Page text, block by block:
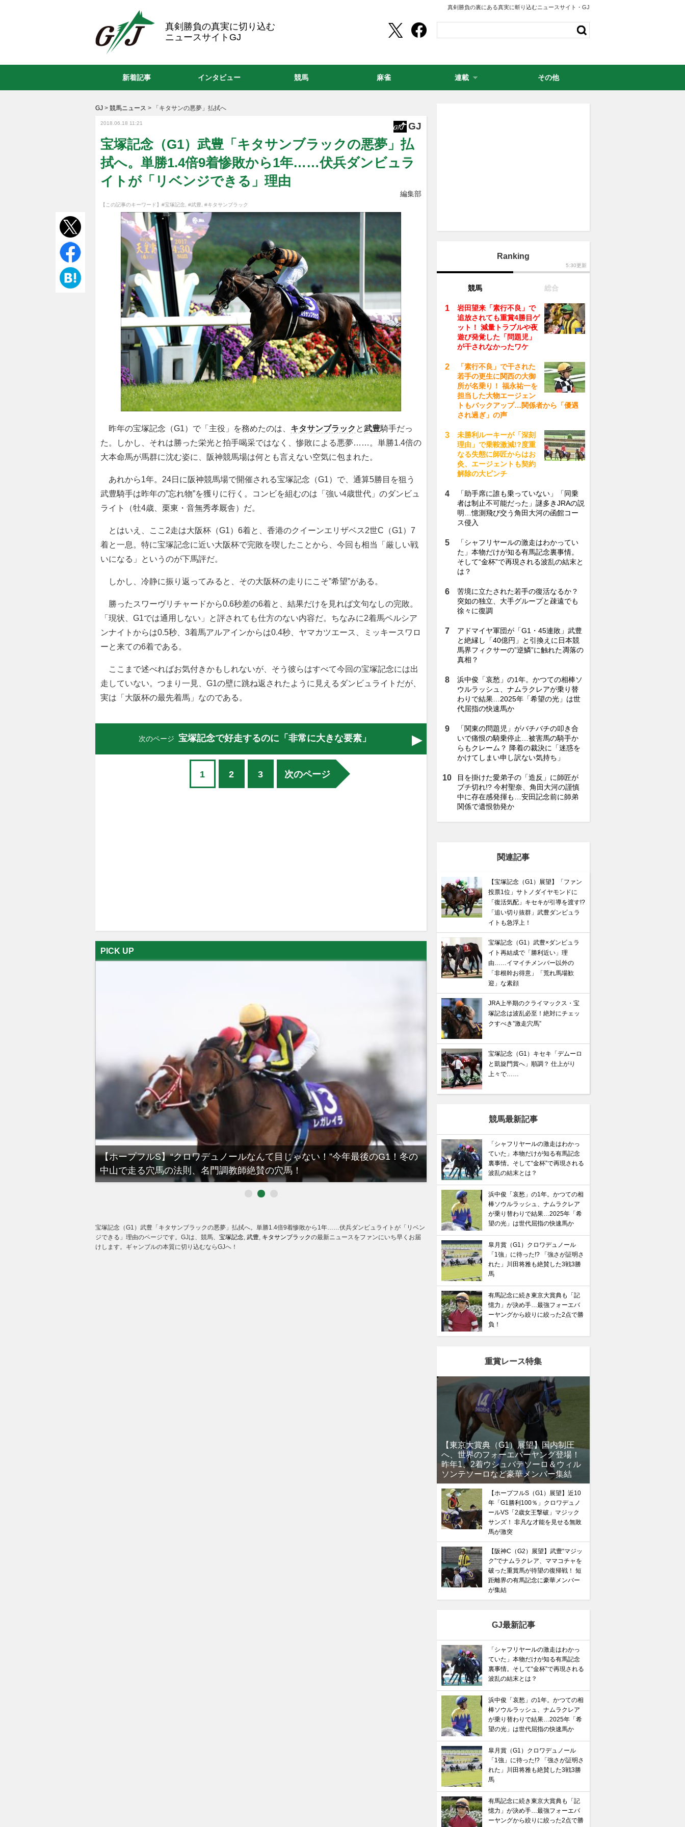
真剣勝負の裏にある真実に斬り込むニュースサイト・GJ
真剣勝負の真実に切り込む
ニュースサイトGJ
GJ > 競馬ニュース > 「キタサンの悪夢」払拭へ
2018.06.18 11:21 GJ
宝塚記念（G1）武豊「キタサンブラックの悪夢」払
拭へ。単勝1.4倍9着惨敗から1年……伏兵ダンビュラ
イトが「リベンジできる」理由
編集部
【この記事のキーワード】 #宝塚記念 #武豊 #キタサンブラック
昨年の宝塚記念（G1）で「主役」を務めたのは、 キタサンブラック と武豊騎手だっ
た。しかし、それは勝った栄光と拍手喝采ではなく、惨敗による悪夢……。単勝1.4倍の
大本命馬が馬群に沈む姿に、阪神競馬場は何とも言えない空気に包まれた。
あれから1年。24日に阪神競馬場で開催される宝塚記念（G1）で、通算5勝目を狙う
武豊騎手は昨年の”忘れ物”を獲りに行く。コンビを組むのは「強い4歳世代」のダンビュ
ライト（牡4歳、栗東・音無秀孝厩舎）だ。
とはいえ、ここ2走は大阪杯（G1）6着と、香港のクイーンエリザベス2世C（G1）7
着と一息。特に宝塚記念に近い大阪杯で完敗を喫したことから、今回も相当「厳しい戦
いになる」というのが下馬評だ。
しかし、冷静に振り返ってみると、その大阪杯の走りにこそ”希望”がある。
勝ったスワーヴリチャードから0.6秒差の6着と、結果だけを見れば文句なしの完敗。
「現状、G1では通用しない」と評されても仕方のない内容だ。ちなみに2着馬ペルシア
ンナイトからは0.5秒、3着馬アルアインからは0.4秒、ヤマカツエース、ミッキースワロ
ーと来ての6着である。
ここまで述べればお気付きかもしれないが、そう彼らはすべて今回の宝塚記念には出
走していない。つまり一見、G1の壁に跳ね返されたように見えるダンビュライトだが、
実は「大阪杯の最先着馬」なのである。
次のページ 宝塚記念で好走するのに「非常に大きな要素」
1 2 3 次のページ
PICK UP
【ホープフルS】“クロワデュノールなんて目じゃない！”今年最後のG1！冬の
中山で走る穴馬の法則、名門調教師絶賛の穴馬！
【有馬記念】武豊×ドウデュースを逆転できる候補3頭！と絶
るべき“隠れ穴馬！”
宝塚記念（G1）武豊「キタサンブラックの悪夢」払拭へ。単勝1.4倍9着惨敗から1年……伏兵ダンビュライトが「リベン
ジできる」理由のページです。GJは、競馬、 宝塚記念, 武豊, キタサンブラックの最新ニュースをファンにいち早くお届
けします。ギャンブルの本質に切り込むならGJへ！
Ranking
5:30更新
競馬 総合
岩田望来「素行不良」で
追放されても重賞4勝目ゲ
ット！ 減量トラブルや夜
遊び発覚した「問題児」
が干されなかったワケ
「素行不良」で干された
若手の更生に関西の大御
所が名乗り！ 福永祐一を
担当した大物エージェン
トもバックアップ…関係者から「優遇
され過ぎ」の声
未勝利ルーキーが「深刻
理由」で乗鞍激減!?度重
なる失態に師匠からはお
灸、エージェントも契約
解除の大ピンチ
「助手席に誰も乗っていない」「同乗
者は制止不可能だった」謎多きJRAの説
明…憶測飛び交う角田大河の函館コー
ス侵入
「シャフリヤールの激走はわかってい
た」本物だけが知る有馬記念裏事情。
そして“金杯”で再現される波乱の結末と
は？
苦境に立たされた若手の復活なるか？
突如の独立、大手グループと疎遠でも
徐々に復調
アドマイヤ軍団が「G1・45連敗」武豊
と絶縁し「40億円」と引換えに日本競
馬界フィクサーの”逆鱗”に触れた凋落の
真相？
浜中俊「哀愁」の1年。かつての相棒ソ
ウルラッシュ、ナムラクレアが乗り替
わりで結果…2025年「希望の光」は世
代屈指の快速馬か
「関東の問題児」がバチバチの叩き合
いで痛恨の騎乗停止…被害馬の騎手か
らもクレーム？ 降着の裁決に「迷惑を
かけてしまい申し訳ない気持ち」
目を掛けた愛弟子の「造反」に師匠が
ブチ切れ!? 今村聖奈、角田大河の謹慎
中に存在感発揮も…安田記念前に師弟
関係で遺恨勃発か
関連記事
【宝塚記念（G1）展望】「ファン
投票1位」サトノダイヤモンドに
「復活気配」キセキが引導を渡す!?
「追い切り抜群」武豊ダンビュラ
イトも急浮上！
宝塚記念（G1）武豊×ダンビュラ
イト再結成で「勝利近い」理
由……イマイチメンバー以外の
「非根幹お得意」「荒れ馬場歓
迎」な素顔
JRA上半期のクライマックス・宝
塚記念は波乱必至！絶対にチェッ
クすべき”激走穴馬”
宝塚記念（G1）キセキ「デムーロ
と凱旋門賞へ」順調？ 仕上がり
上々で……
競馬最新記事
「シャフリヤールの激走はわかっ
ていた」本物だけが知る有馬記念
裏事情。そして“金杯”で再現される
波乱の結末とは？
浜中俊「哀愁」の1年。かつての相
棒ソウルラッシュ、ナムラクレア
が乗り替わりで結果…2025年「希
望の光」は世代屈指の快速馬か
皐月賞（G1）クロワデュノール
「1強」に待った!? 「強さが証明さ
れた」川田将雅も絶賛した3戦3勝
馬
有馬記念に続き東京大賞典も「記
憶力」が決め手…最強フォーエバ
ーヤングから絞りに絞った2点で勝
負！
重賞レース特集
【東京大賞典（G1）展望】国内制圧
へ、世界のフォーエバーヤング登場！
昨年1、2着ウシュバテソーロ＆ウィル
ソンテソーロなど豪華メンバー集結
【ホープフルS（G1）展望】近10
年「G1勝利100％」クロワデュノ
ールVS「2歳女王撃破」マジック
サンズ！ 非凡な才能を見せる無敗
馬が激突
【阪神C（G2）展望】武豊“マジッ
ク”でナムラクレア、ママコチャを
破った重賞馬が待望の復帰戦！ 短
距離界の有馬記念に豪華メンバー
が集結
GJ最新記事
「シャフリヤールの激走はわかっ
ていた」本物だけが知る有馬記念
裏事情。そして“金杯”で再現される
波乱の結末とは？
浜中俊「哀愁」の1年。かつての相
棒ソウルラッシュ、ナムラクレア
が乗り替わりで結果…2025年「希
望の光」は世代屈指の快速馬か
皐月賞（G1）クロワデュノール
「1強」に待った!? 「強さが証明さ
れた」川田将雅も絶賛した3戦3勝
馬
有馬記念に続き東京大賞典も「記
憶力」が決め手…最強フォーエバ
ーヤングから絞りに絞った2点で勝
新着記事 インタビュー 競馬 麻雀 連載 その他